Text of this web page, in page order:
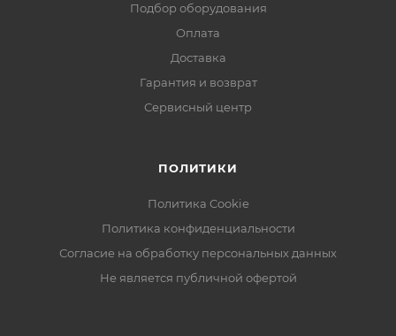
Подбор оборудования
Оплата
Доставка
Гарантия и возврат
Сервисный центр
ПОЛИТИКИ
Политика Cookie
Политика конфиденциальности
Согласие на обработку персональных данных
Не является публичной офертой